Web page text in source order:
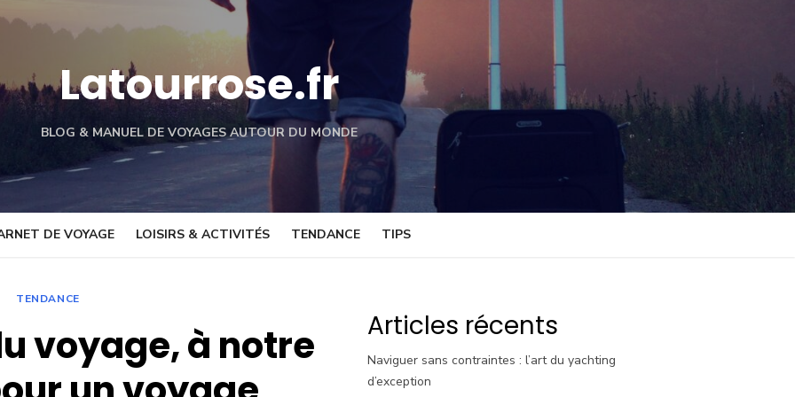
Latourrose.fr
BLOG & MANUEL DE VOYAGES AUTOUR DU MONDE
DE VOYAGE LOISIRS & ACTIVITÉS TENDANCE TIPS
TENDANCE
voyage, à notre
Articles récents
Naviguer sans contraintes : l’art du yachting
d’exception